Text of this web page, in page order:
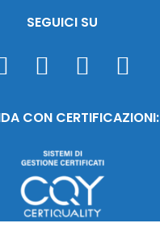
SEGUICI SU
CON CERTIFICAZIONI: